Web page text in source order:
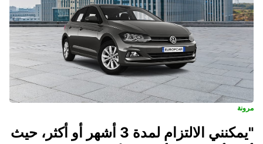
مرونة
"يمكنني الالتزام لمدة 3 أشهر أو أكثر، حيث